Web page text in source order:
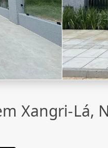
Xangri-Lá,